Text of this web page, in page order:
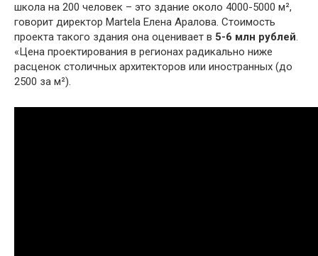
школа на 200 человек – это здание около 4000-5000 м²,
говорит директор Martela Елена Аралова. Стоимость
проекта такого здания она оценивает в 5-6 млн рублей.
«Цена проектирования в регионах радикально ниже
расценок столичных архитекторов или иностранных (до
2500 за м²).